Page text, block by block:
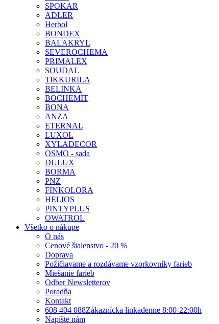
SPOKAR
ADLER
Herbol
BONDEX
BALAKRYL
SEVEROCHEMA
PRIMALEX
SOUDAL
TIKKURILA
BELINKA
BOCHEMIT
BONA
ANZA
ETERNAL
LUXOL
XYLADECOR
OSMO - sada
DULUX
BORMA
PNZ
FINKOLORA
HELIOS
PINTYPLUS
OWATROL
Všetko o nákupe
O nás
Cenové šialenstvo - 20 %
Doprava
Požičiavame a rozdávame vzorkovníky farieb
Miešanie farieb
Odber Newsletterov
Poradňa
Kontakt
608 404 088Zákaznícka linkadenne 8:00-22:00h
Napíšte nám